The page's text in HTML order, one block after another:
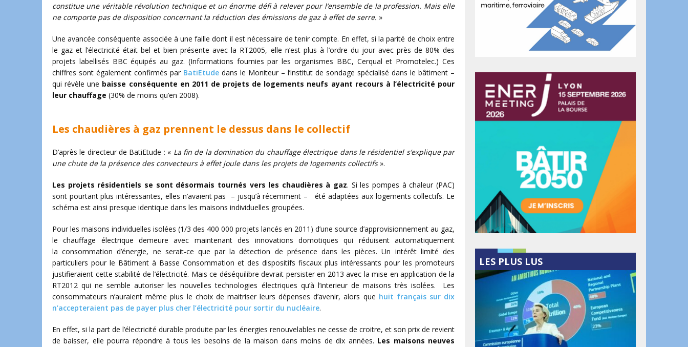
constitue une véritable révolution technique et un énorme défi à relever pour l’ensemble de la profession. Mais elle
ne comporte pas de disposition concernant la réduction des émissions de gaz à effet de serre. »
Une avancée conséquente associée à une faille dont il est nécessaire de tenir compte. En effet, si la parité de choix entre
le gaz et l’électricité était bel et bien présente avec la RT2005, elle n’est plus à l’ordre du jour avec près de 80% des
projets labellisés BBC équipés au gaz. (Informations fournies par les organismes BBC, Cerqual et Promotelec.) Ces
chiffres sont également confirmés par BatiEtude dans le Moniteur – l’institut de sondage spécialisé dans le bâtiment –
qui révèle une baisse conséquente en 2011 de projets de logements neufs ayant recours à l’électricité pour
leur chauffage (30% de moins qu’en 2008).
Les chaudières à gaz prennent le dessus dans le collectif
D’après le directeur de BatiEtude : « La fin de la domination du chauffage électrique dans le résidentiel s’explique par
une chute de la présence des convecteurs à effet joule dans les projets de logements collectifs».
Les projets résidentiels se sont désormais tournés vers les chaudières à gaz. Si les pompes à chaleur (PAC)
sont pourtant plus intéressantes, elles n’avaient pas – jusqu’à récemment – été adaptées aux logements collectifs. Le
schéma est ainsi presque identique dans les maisons individuelles groupées.
Pour les maisons individuelles isolées (1/3 des 400 000 projets lancés en 2011) d’une source d’approvisionnement au gaz,
le chauffage électrique demeure avec maintenant des innovations domotiques qui réduisent automatiquement
la consommation d’énergie, ne serait-ce que par la détection de présence dans les pièces. Un intérêt limité des
particuliers pour le Bâtiment à Basse Consommation et des dispositifs fiscaux plus intéressants pour les promoteurs
justifieraient cette stabilité de l’électricité. Mais ce déséquilibre devrait persister en 2013 avec la mise en application de la
RT2012 qui ne semble autoriser les nouvelles technologies électriques qu’à l’interieur de maisons très isolées. Les
consommateurs n’auraient même plus le choix de maitriser leurs dépenses d’avenir, alors que huit français sur dix
n’accepteraient pas de payer plus cher l’électricité pour sortir du nucléaire.
En effet, si la part de l’électricité durable produite par les énergies renouvelables ne cesse de croitre, et son prix de revient
de baisser, elle pourra répondre à tous les besoins de la maison dans moins de dix années. Les maisons neuves
LES PLUS LUS